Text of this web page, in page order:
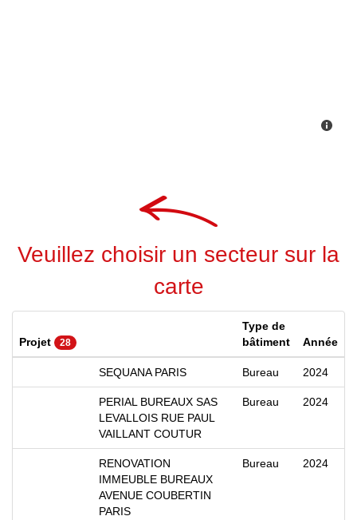
Veuillez choisir un secteur sur la
carte
Projet 28
Type de
bâtiment
Année
SEQUANA PARIS Bureau 2024
PERIAL BUREAUX SAS
LEVALLOIS RUE PAUL
VAILLANT COUTUR
Bureau 2024
RENOVATION
IMMEUBLE BUREAUX
AVENUE COUBERTIN
PARIS
Bureau 2024